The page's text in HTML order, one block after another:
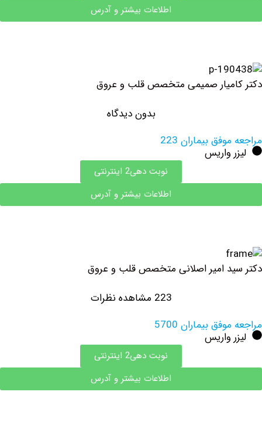
اطلاعات بیشتر و آدرس
صمیمی متخصص قلب و عروق
بدون دیدگاه
بیماران 223
واریس
نوبت دهی2 اینترنتی
اطلاعات بیشتر و آدرس
امیر اصلانی متخصص قلب و عروق
بیماران 5700
واریس
نوبت دهی2 اینترنتی
اطلاعات بیشتر و آدرس